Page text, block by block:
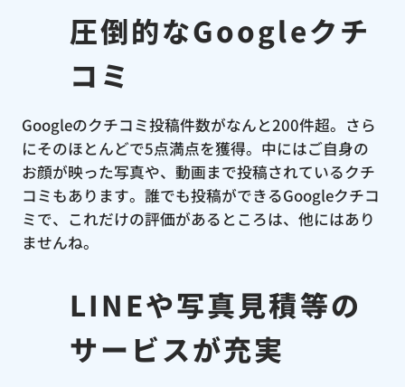
圧倒的なGoogleクチ
コミ
Googleのクチコミ投稿件数がなんと200件超。さら
にそのほとんどで5点満点を獲得。中にはご自身の
お顔が映った写真や、動画まで投稿されているクチ
コミもあります。誰でも投稿ができるGoogleクチコ
ミで、これだけの評価があるところは、他にはあり
ませんね。
LINEや写真見積等の
サービスが充実